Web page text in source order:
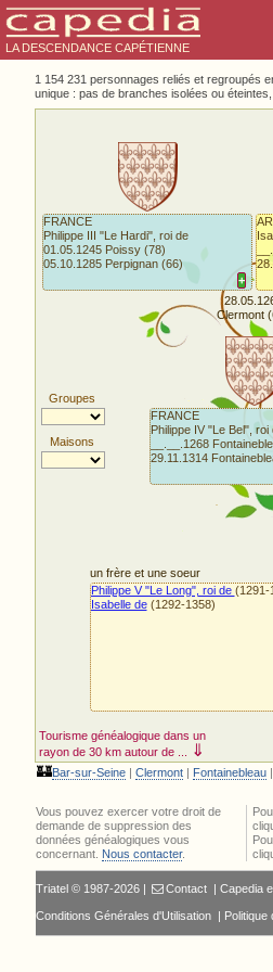
LA DESCENDANCE CAPÉTIENNE
1 154 231 personnages reliés et regroupés
unique : pas de branches isolées ou
Groupes
Maisons
Tourisme généalogique dans un
rayon de 30 km autour de ...
⇓
FRANCE
Philippe IV "Le Bel", roi
__.__.1268
29.11.1314
+
FRANCE
Philippe III "Le Hardi", roi de
01.05.1245 Poissy (78)
05.10.1285 Perpignan (66)
Clermont
un frère et une soeur
Philippe V "Le Long", roi de (1291-
Isabelle de(1292-1358)
🏰Bar-sur-Seine | Clermont | Fontainebleau |
Vous pouvez exercer votre droit de
demande de suppression des
données généalogiques vous
concernant. Nous contacter.
Triatel © 1987-2026 | Contact | Capedia
Conditions Générales d'Utilisation | Politique